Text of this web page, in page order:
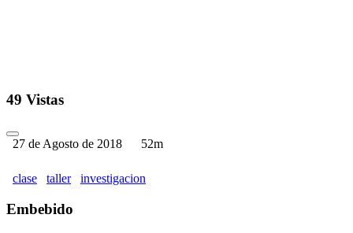
49 Vistas
27 de Agosto de 2018 52m
clase taller investigacion
Embebido